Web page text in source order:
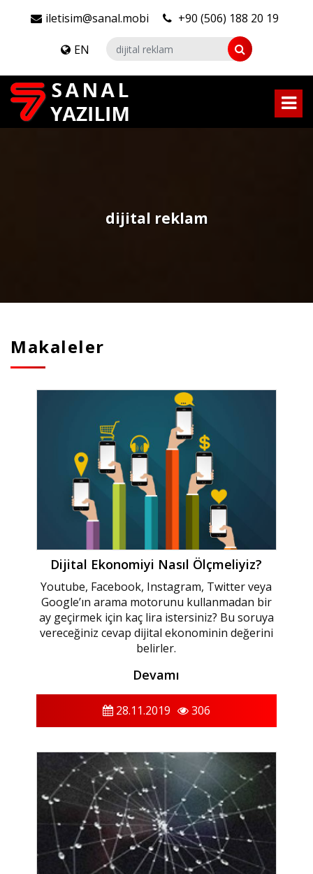
iletisim@sanal.mobi +90 (506) 188 20 19
EN
dijital reklam
Makaleler
Dijital Ekonomiyi Nasıl Ölçmeliyiz?
Youtube, Facebook, Instagram, Twitter veya
Google’ın arama motorunu kullanmadan bir
ay geçirmek için kaç lira istersiniz? Bu soruya
vereceğiniz cevap dijital ekonominin değerini
belirler.
Devamı
28.11.2019 306